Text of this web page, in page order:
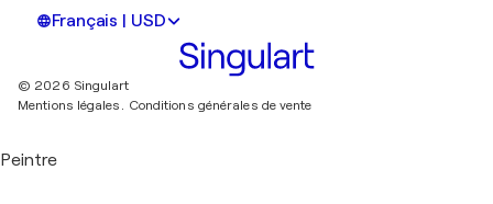
Français | USD
© 2026 Singulart
Mentions légales. Conditions générales de vente
Peintre